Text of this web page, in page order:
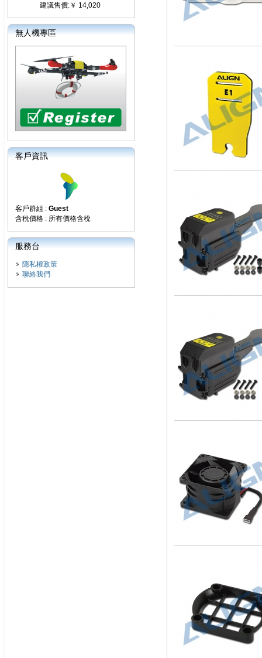
建議售價:￥ 14,020
無人機專區
客戶資訊
客戶群組 : Guest
含稅價格 : 所有價格含稅
服務台
隱私權政策
聯絡我們